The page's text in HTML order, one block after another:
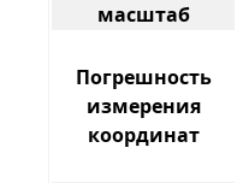
масштаб
Погрешность
измерения
координат